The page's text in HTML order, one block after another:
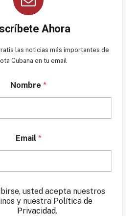
Ahora
las noticias más importantes de
Cubana en tu email
Nombre *
Email *
usted acepta nuestros
y nuestra Política de
Privacidad.